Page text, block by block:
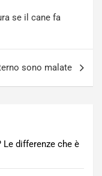
se il cane fa
sono malate
differenze che è